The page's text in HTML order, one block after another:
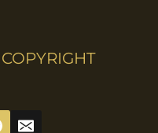
COPYRIGHT